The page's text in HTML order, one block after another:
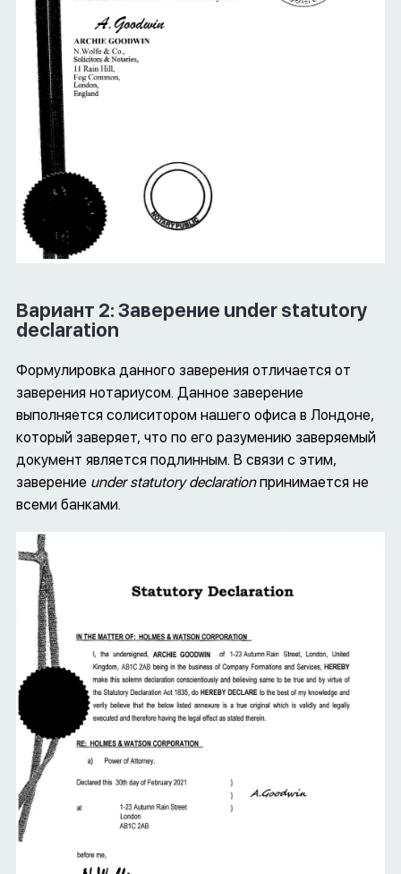
Вариант 2: Заверение under statutory
declaration
Формулировка данного заверения отличается от
заверения нотариусом. Данное заверение
выполняется солиситором нашего офиса в Лондоне,
который заверяет, что по его разумению заверяемый
документ является подлинным. В связи с этим,
заверение under statutory declarationпринимается не
всеми банками.